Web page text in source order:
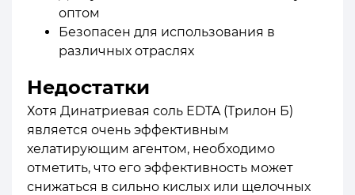
оптом
Безопасен для использования в
различных отраслях
Недостатки
Хотя Динатриевая соль EDTA (Трилон Б)
является очень эффективным
хелатирующим агентом, необходимо
отметить, что его эффективность может
снижаться в сильно кислых или щелочных